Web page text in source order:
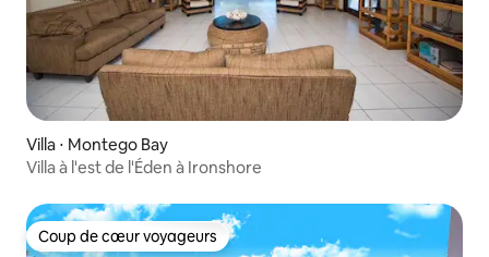
Villa ⋅ Montego Bay
Villa à l'est de l'Éden à Ironshore
Coup de cœur voyageurs
Coup de cœur voyageurs